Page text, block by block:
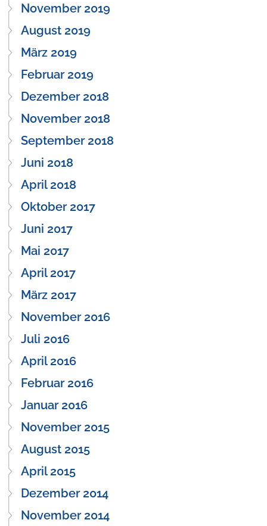
November 2019
August 2019
März 2019
Februar 2019
Dezember 2018
November 2018
September 2018
Juni 2018
April 2018
Oktober 2017
Juni 2017
Mai 2017
April 2017
März 2017
November 2016
Juli 2016
April 2016
Februar 2016
Januar 2016
November 2015
August 2015
April 2015
Dezember 2014
November 2014